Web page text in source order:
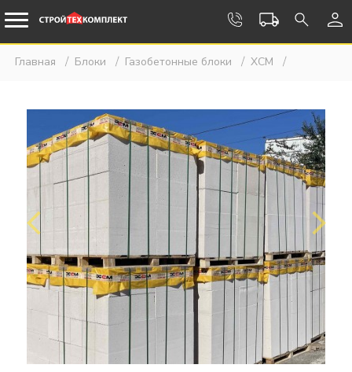
Главная Блоки Газобетонные блоки ХСМ